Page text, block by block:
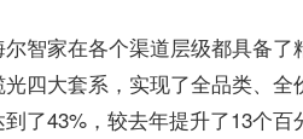
智家在各个渠道层级都具备
四大套系，实现了全品类、
了43%，较去年提升了13个